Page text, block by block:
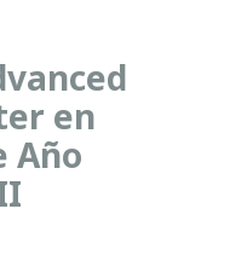
en
Año